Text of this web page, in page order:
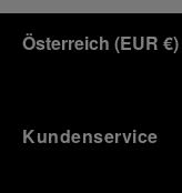
Österreich (EUR €)
Kundenservice